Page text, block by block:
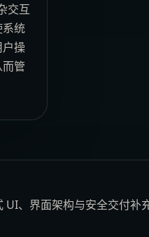
交互
统
操
管
、界面架构与安全交付补